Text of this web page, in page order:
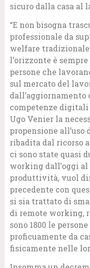
sicuro dalla casa al
“E non bisogna
professionale da
welfare
l’orizzonte è
persone che
sul mercato del
competenze digitali
Ugo Venier la
propensione
ribadita dal ricorso
ci sono state quasi
working dall’oggi
produttività, vuol
precedente con
si sia trattato di
di remote working,
sono 1800 le
proficuamente da
fisicamente nelle